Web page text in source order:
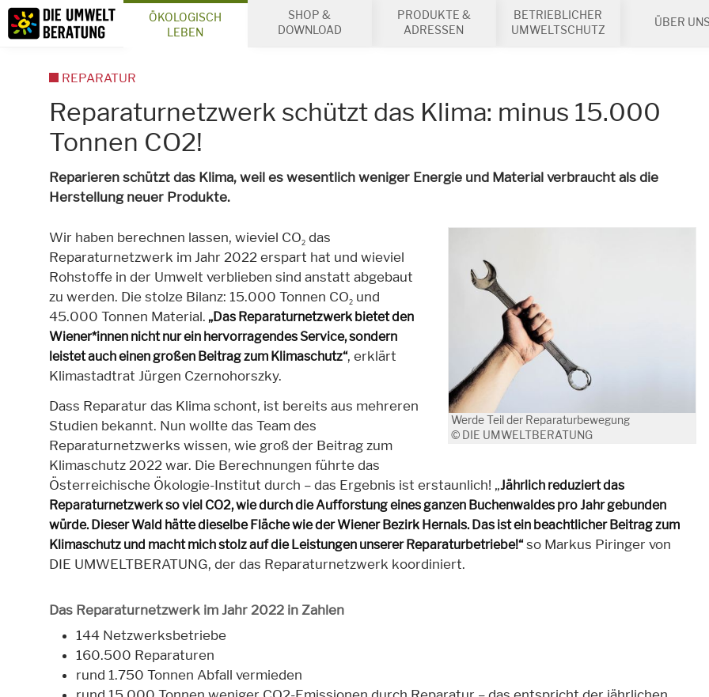
Inhalt
Suche
ÖKOLOGISCH
LEBEN
SHOP &
DOWNLOAD
PRODUKTE &
ADRESSEN
BETRIEBLICHER
UMWELTSCHUTZ
ÜBER
Reparaturnetzwerk schützt das Klima: minus 15.000
Tonnen CO2!
Reparieren schützt das Klima, weil es wesentlich weniger Energie und Material verbraucht als die
Herstellung neuer Produkte.
Werde Teil der Reparaturbewegung
© DIE UMWELTBERATUNG
Wir haben berechnen lassen, wieviel CO2das
Reparaturnetzwerk im Jahr 2022 erspart hat und wieviel
Rohstoffe in der Umwelt verblieben sind anstatt abgebaut
zu werden. Die stolze Bilanz: 15.000 Tonnen CO2und
45.000 Tonnen Material. „Das Reparaturnetzwerk bietet den
Wiener*innen nicht nur ein hervorragendes Service, sondern
leistet auch einen großen Beitrag zum Klimaschutz“, erklärt
Klimastadtrat Jürgen Czernohorszky.
Dass Reparatur das Klima schont, ist bereits aus mehreren
Studien bekannt. Nun wollte das Team des
Reparaturnetzwerks wissen, wie groß der Beitrag zum
Klimaschutz 2022 war. Die Berechnungen führte das
Österreichische Ökologie-Institut durch – das Ergebnis ist erstaunlich! „Jährlich reduziert das
Reparaturnetzwerk so viel CO2, wie durch die Aufforstung eines ganzen Buchenwaldes pro Jahr gebunden
würde. Dieser Wald hätte dieselbe Fläche wie der Wiener Bezirk Hernals. Das ist ein beachtlicher Beitrag zum
Klimaschutz und macht mich stolz auf die Leistungen unserer Reparaturbetriebe!“so Markus Piringer von
DIE UMWELTBERATUNG, der das Reparaturnetzwerk koordiniert.
Das Reparaturnetzwerk im Jahr 2022 in Zahlen
144 Netzwerksbetriebe
160.500 Reparaturen
rund 1.750 Tonnen Abfall vermieden
REPARATUR